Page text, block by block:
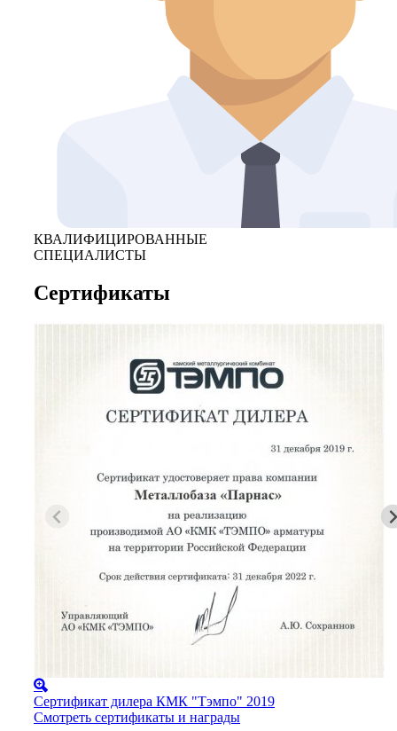
КВАЛИФИЦИРОВАННЫЕ
СПЕЦИАЛИСТЫ
Сертификаты
Сертификат дилера КМК "Тэмпо" 2019
Смотреть сертификаты и награды